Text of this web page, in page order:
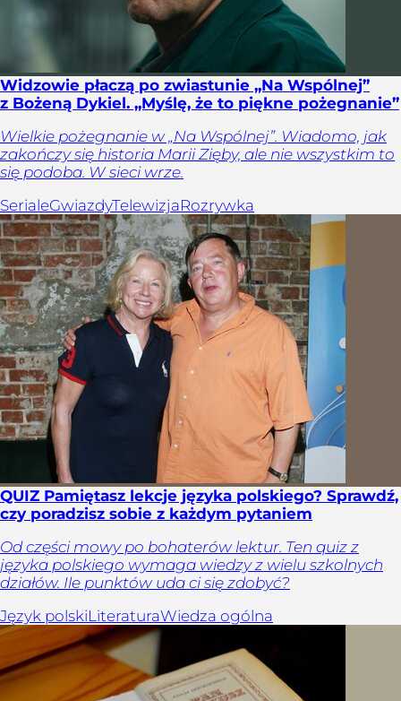
Widzowie płaczą po zwiastunie „Na Wspólnej”
z Bożeną Dykiel. „Myślę, że to piękne pożegnanie”
Wielkie pożegnanie w „Na Wspólnej”. Wiadomo, jak
zakończy się historia Marii Zięby, ale nie wszystkim to
się podoba. W sieci wrze.
SerialeGwiazdyTelewizjaRozrywka
QUIZ Pamiętasz lekcje języka polskiego? Sprawdź,
czy poradzisz sobie z każdym pytaniem
Od części mowy po bohaterów lektur. Ten quiz z
języka polskiego wymaga wiedzy z wielu szkolnych
działów. Ile punktów uda ci się zdobyć?
Język polskiLiteraturaWiedza ogólna